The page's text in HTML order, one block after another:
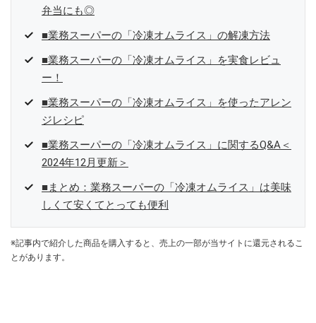
弁当にも◎
■業務スーパーの「冷凍オムライス」の解凍方法
■業務スーパーの「冷凍オムライス」を実食レビュ
ー！
■業務スーパーの「冷凍オムライス」を使ったアレン
ジレシピ
■業務スーパーの「冷凍オムライス」に関するQ&A＜
2024年12月更新＞
■まとめ：業務スーパーの「冷凍オムライス」は美味
しくて安くてとっても便利
※記事内で紹介した商品を購入すると、売上の一部が当サイトに還元されるこ
とがあります。